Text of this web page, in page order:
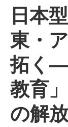
日本
東・
拓く
教育
の解放